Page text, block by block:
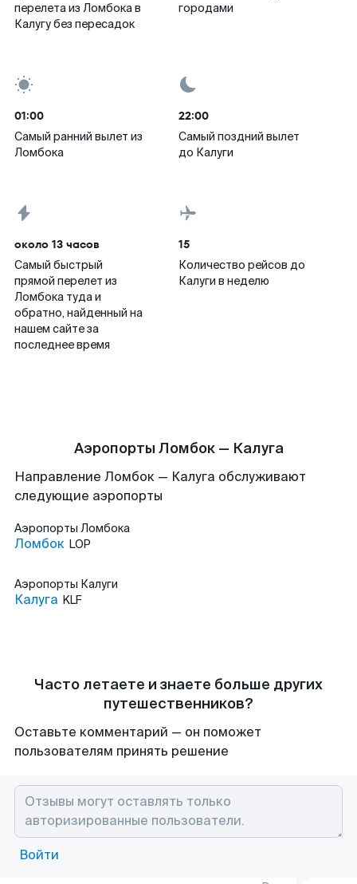
перелета из Ломбока в
Калугу без пересадок
городами
01:00
Самый ранний вылет из
Ломбока
22:00
Самый поздний вылет
до Калуги
около 13 часов
Самый быстрый
прямой перелет из
Ломбока туда и
обратно, найденный на
нашем сайте за
последнее время
15
Количество рейсов до
Калуги в неделю
Аэропорты Ломбок — Калуга
Направление Ломбок — Калуга обслуживают
следующие аэропорты
Аэропорты Ломбока
Ломбок LOP
Аэропорты Калуги
Калуга KLF
Часто летаете и знаете больше других
путешественников?
Оставьте комментарий — он поможет
пользователям принять решение
Войти